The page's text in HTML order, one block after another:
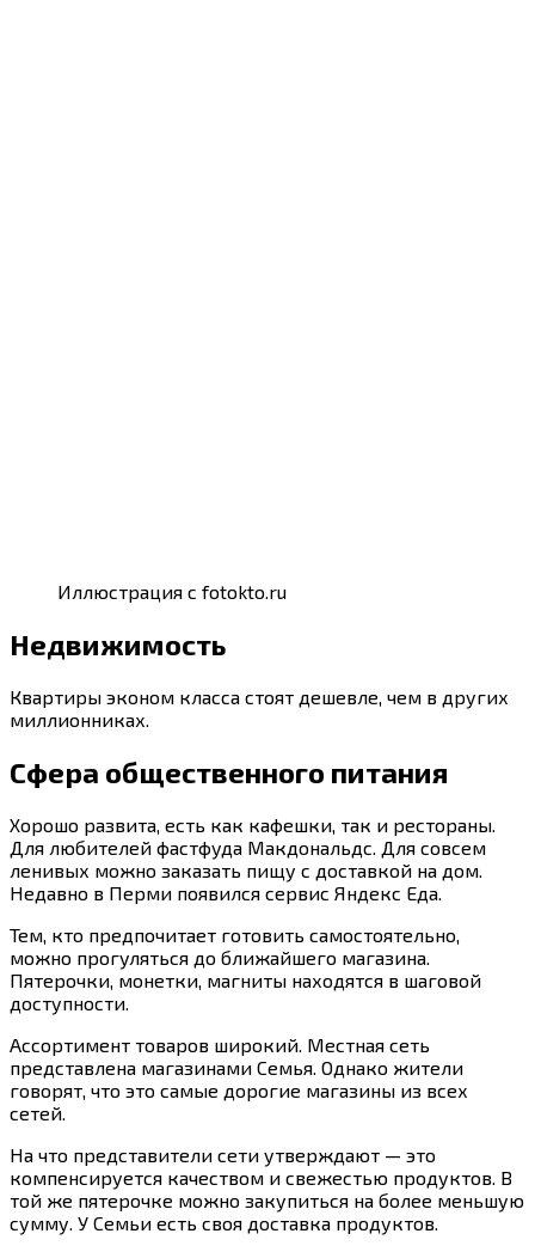
Иллюстрация с fotokto.ru
Недвижимость
Квартиры эконом класса стоят дешевле, чем в других
миллионниках.
Сфера общественного питания
Хорошо развита, есть как кафешки, так и рестораны.
Для любителей фастфуда Макдональдс. Для совсем
ленивых можно заказать пищу с доставкой на дом.
Недавно в Перми появился сервис Яндекс Еда.
Тем, кто предпочитает готовить самостоятельно,
можно прогуляться до ближайшего магазина.
Пятерочки, монетки, магниты находятся в шаговой
доступности.
Ассортимент товаров широкий. Местная сеть
представлена магазинами Семья. Однако жители
говорят, что это самые дорогие магазины из всех
сетей.
На что представители сети утверждают — это
компенсируется качеством и свежестью продуктов. В
той же пятерочке можно закупиться на более меньшую
сумму. У Семьи есть своя доставка продуктов.